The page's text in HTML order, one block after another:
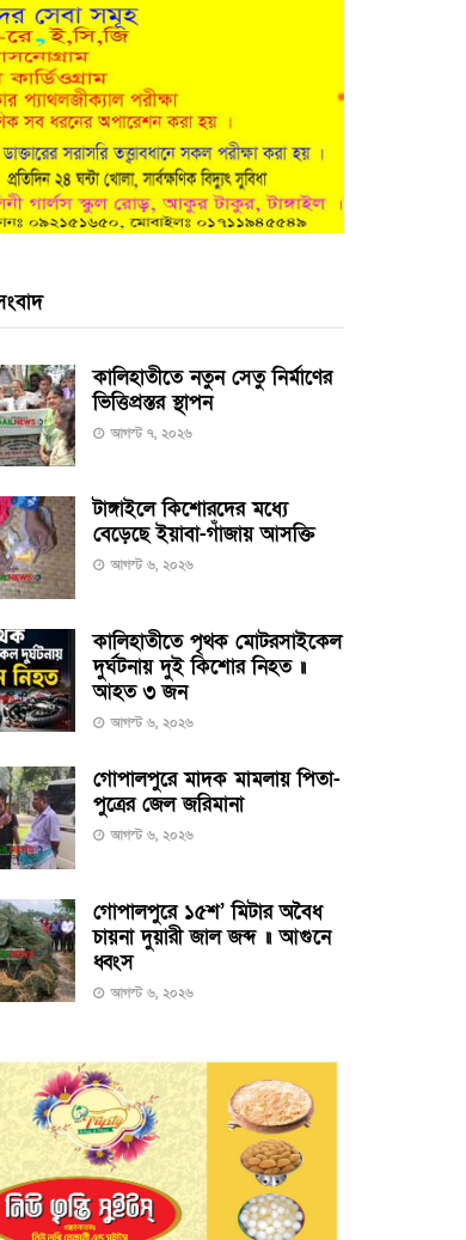
কালিহাতীতে নতুন সেতু নির্মাণের
ভিত্তিপ্রস্তর স্থাপন
আগস্ট ৭, ২০২৬
টাঙ্গাইলে কিশোরদের মধ্যে
বেড়েছে ইয়াবা-গাঁজায় আসক্তি
আগস্ট ৬, ২০২৬
কালিহাতীতে পৃথক মোটরসাইকেল
দুর্ঘটনায় দুই কিশোর নিহত ॥
আহত ৩ জন
আগস্ট ৬, ২০২৬
গোপালপুরে মাদক মামলায় পিতা-
পুত্রের জেল জরিমানা
আগস্ট ৬, ২০২৬
গোপালপুরে ১৫শ’ মিটার অবৈধ
চায়না দুয়ারী জাল জব্দ ॥ আগুনে
ধ্বংস
আগস্ট ৬, ২০২৬